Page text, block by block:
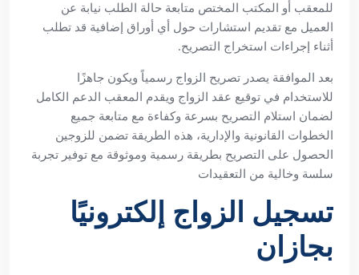
للمعقب أو المكتب المختص متابعة حالة الطلب نيابة عن
العميل مع تقديم استشارات حول أي أوراق إضافية قد تطلب
أثناء إجراءات استخراج التصريح.
بعد الموافقة يصدر تصريح الزواج رسمياً ويكون جاهزًا
للاستخدام في توقيع عقد الزواج ويقدم المعقب الدعم الكامل
لضمان استلام التصريح بسرعة وكفاءة مع متابعة جميع
الخطوات القانونية والإدارية، هذه الطريقة تضمن للزوجين
الحصول على التصريح بطريقة رسمية وموثوقة مع توفير تجربة
سلسة وخالية من التعقيدات
تسجيل الزواج إلكترونيًا
بجازان